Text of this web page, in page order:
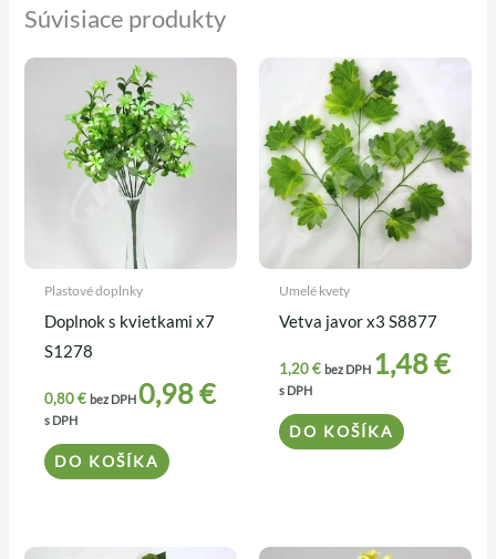
Súvisiace produkty
Plastové doplnky
Doplnok s kvietkami x7
S1278
0,80€ bez DPH0,98€
s DPH
DO KOŠÍKA
Umelé kvety
Vetva javor x3 S8877
1,20€ bez DPH 1,48€
s DPH
DO KOŠÍKA